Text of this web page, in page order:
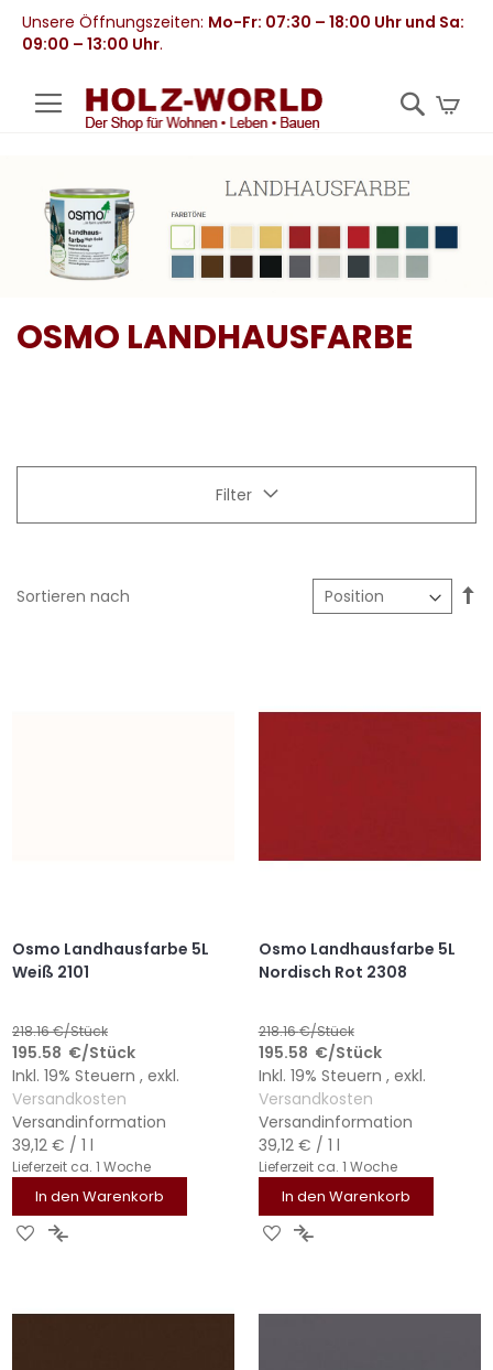
Unsere Öffnungszeiten: Mo-Fr: 07:30 – 18:00 Uhr und Sa:
09:00 – 13:00 Uhr.
OSMO LANDHAUSFARBE
Filter
Sortieren nach
Osmo Landhausfarbe 5L
Weiß 2101
218.16€/Stück
195.58 €/Stück
Inkl. 19% Steuern , exkl.
Versandkosten
Versandinformation
39,12 € / 1 l
Lieferzeit ca. 1 Woche
In den Warenkorb
ZURZUR
Osmo Landhausfarbe 5L
Nordisch Rot 2308
218.16€/Stück
195.58 €/Stück
Inkl. 19% Steuern , exkl.
Versandkosten
Versandinformation
39,12 € / 1 l
Lieferzeit ca. 1 Woche
In den Warenkorb
ZURZUR